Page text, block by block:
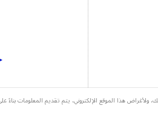
الإيرادات؛ ومع ذلك، ولأغراض هذا الموقع الإلكتروني، يتم تقديم